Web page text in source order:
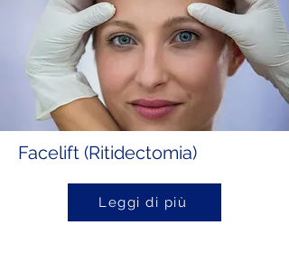
Facelift (Ritidectomia)
Leggi di più